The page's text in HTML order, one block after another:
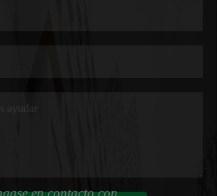
en contacto con